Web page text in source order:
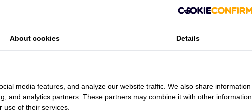
About cookies Details
media features, and analyze our website traffic. We also share information
and analytics partners. These partners may combine it with other information
use of their services.